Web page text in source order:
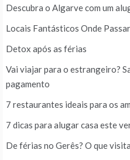
Descubra o Algarve com um
Locais Fantásticos Onde
Detox após as férias
Vai viajar para o estrangeiro?
pagamento
7 restaurantes ideais para os
7 dicas para alugar casa este
De férias no Gerês? O que